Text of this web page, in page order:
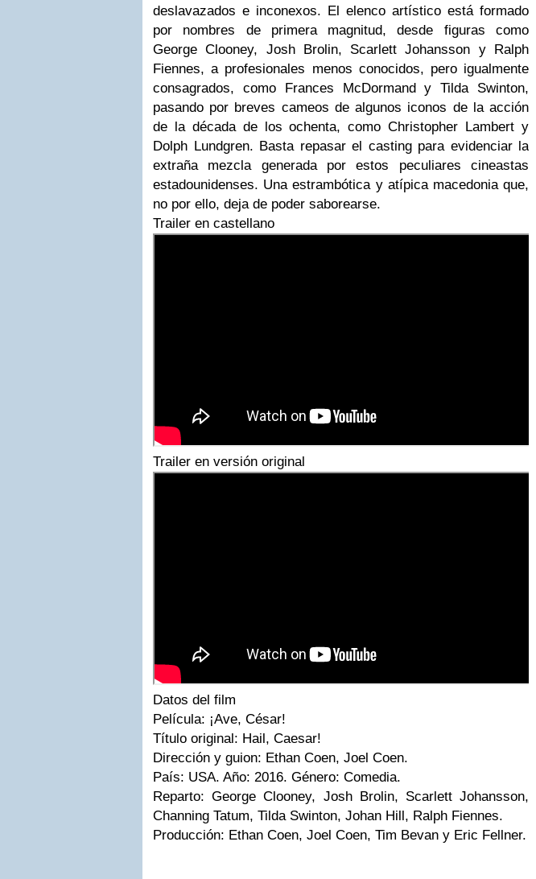
deslavazados e inconexos. El elenco artístico está formado
por nombres de primera magnitud, desde figuras como
George Clooney, Josh Brolin, Scarlett Johansson y Ralph
Fiennes, a profesionales menos conocidos, pero igualmente
consagrados, como Frances McDormand y Tilda Swinton,
pasando por breves cameos de algunos iconos de la acción
de la década de los ochenta, como Christopher Lambert y
Dolph Lundgren. Basta repasar el casting para evidenciar la
extraña mezcla generada por estos peculiares cineastas
estadounidenses. Una estrambótica y atípica macedonia que,
no por ello, deja de poder saborearse.
Trailer en castellano
Trailer en versión original
Datos del film
Película: ¡Ave, César!
Título original: Hail, Caesar!
Dirección y guion: Ethan Coen, Joel Coen.
País: USA. Año: 2016. Género: Comedia.
Reparto: George Clooney, Josh Brolin, Scarlett Johansson,
Channing Tatum, Tilda Swinton, Johan Hill, Ralph Fiennes.
Producción: Ethan Coen, Joel Coen, Tim Bevan y Eric Fellner.